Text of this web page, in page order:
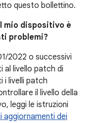
questo bollettino.
mio dispositivo è
problemi?
2022 o successivi
al livello patch di
i livelli patch
il livello della
leggi le istruzioni
aggiornamenti dei